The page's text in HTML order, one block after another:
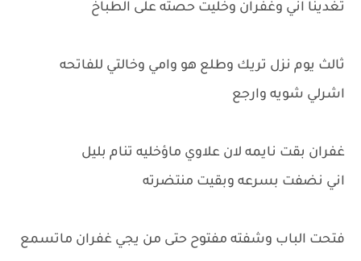
تغدينا اني وغفران وخليت حصته على الطباخ
ثالث يوم نزل تريك وطلع هو وامي وخالتي للفاتحه
اشرلي شويه وارجع
غفران بقت نايمه لان علاوي ماؤخليه تنام بليل
اني نضفت بسرعه وبقيت منتضرته
فتحت الباب وشفته مفتوح حتى من يجي غفران ماتسمع